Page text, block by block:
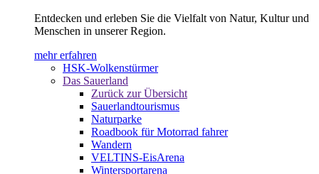
Entdecken und erleben Sie die Vielfalt von Natur, Kultur und
Menschen in unserer Region.
mehr erfahren
HSK-Wolkenstürmer
Das Sauerland
Zurück zur Übersicht
Sauerlandtourismus
Naturparke
Roadbook für Motorrad fahrer
Wandern
VELTINS-EisArena
Wintersportarena